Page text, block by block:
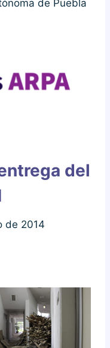
de Puebla
del
de 2014